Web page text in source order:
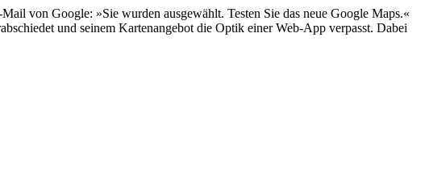
von Google: »Sie wurden ausgewählt. Testen Sie das neue Google Maps.«
und seinem Kartenangebot die Optik einer Web-App verpasst. Dabei